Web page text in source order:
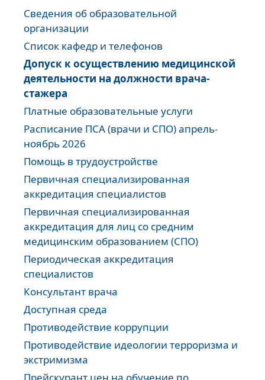
Сведения об образовательной
организации
Список кафедр и телефонов
Допуск к осуществлению медицинской
деятельности на должности врача-
стажера
Платные образовательные услуги
Расписание ПСА (врачи и СПО) апрель-
ноябрь 2026
Помощь в трудоустройстве
Первичная специализированная
аккредитация специалистов
Первичная специализированная
аккредитация для лиц со средним
медицинским образованием (СПО)
Периодическая аккредитация
специалистов
Консультант врача
Доступная среда
Противодействие коррупции
Противодействие идеологии терроризма и
экстримизма